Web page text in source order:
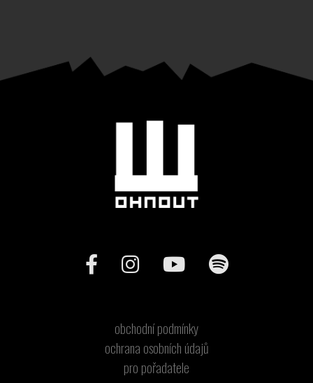
obchodní podmínky
ochrana osobních údajů
pro pořadatele